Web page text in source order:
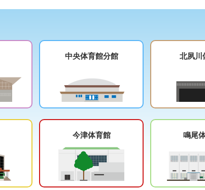
中央体育館分館 北夙川
今津体育館 鳴尾